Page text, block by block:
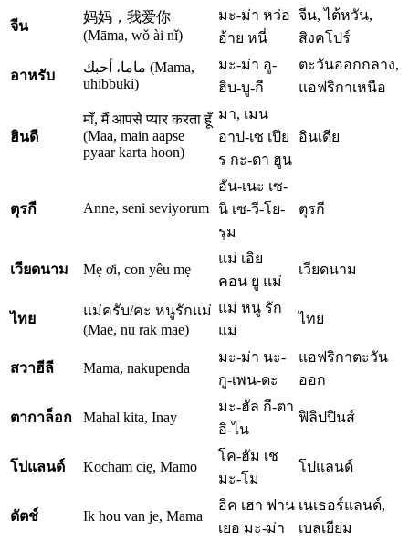
จีน
妈妈，我爱你
(Māma, wǒ ài nǐ)
มะ-ม่า หว่อ
อ้าย หนี่
จีน, ไต้หวัน,
สิงคโปร์
อาหรับ
ماما، أحبك (Mama,
uhibbuki)
มะ-ม่า อู-
ฮิบ-บู-กี
ตะวันออกกลาง,
แอฟริกาเหนือ
ฮินดี
माँ, मैं आपसे प्यार करता हूँ
(Maa, main aapse
pyaar karta hoon)
มา, เมน
อาป-เซ เปีย
ร กะ-ตา ฮูน
อินเดีย
ตุรกี Anne, seni seviyorum
อัน-เนะ เซ-
นิ เซ-วี-โย-
รุม
ตุรกี
เวียดนาม Mẹ ơi, con yêu mẹ
แม่ เอิย
คอน ยู แม่
เวียดนาม
ไทย
แม่ครับ/คะ หนูรักแม่
(Mae, nu rak mae)
แม่ หนู รัก
แม่
ไทย
สวาฮีลี Mama, nakupenda
มะ-ม่า นะ-
กู-เพน-ดะ
แอฟริกาตะวัน
ออก
ตากาล็อก Mahal kita, Inay
มะ-ฮัล กี-ตา
อิ-ไน
ฟิลิปปินส์
โปแลนด์ Kocham cię, Mamo
โค-ฮัม เช
มะ-โม
โปแลนด์
ดัตช์ Ik hou van je, Mama
อิค เฮา ฟาน
เยอ มะ-ม่า
เนเธอร์แลนด์,
เบลเยียม